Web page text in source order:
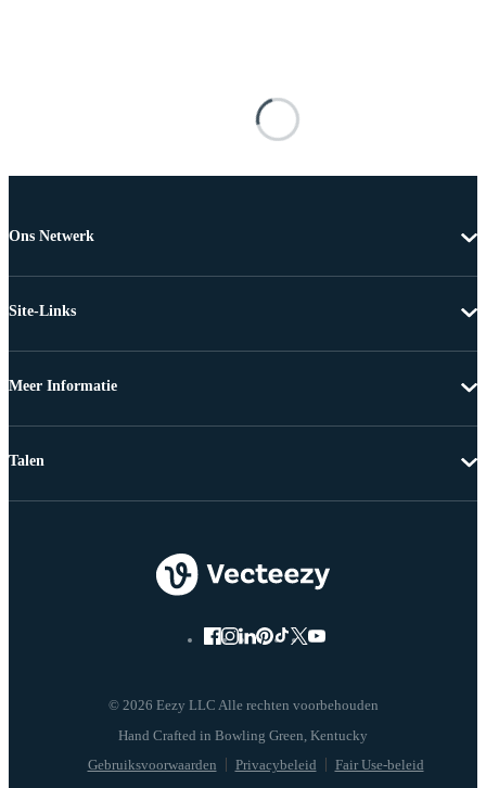
Ons Netwerk
Site-Links
Meer Informatie
© 2026 Eezy LLC Alle rechten voorbehouden
Gebruiksvoorwaarden Privacybeleid Fair Use-beleid
Talen